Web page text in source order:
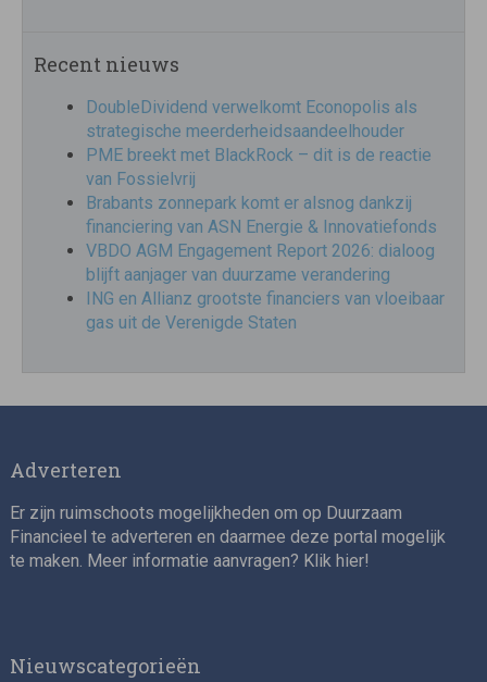
Recent nieuws
DoubleDividend verwelkomt Econopolis als
strategische meerderheidsaandeelhouder
PME breekt met BlackRock – dit is de reactie
van Fossielvrij
Brabants zonnepark komt er alsnog dankzij
financiering van ASN Energie & Innovatiefonds
VBDO AGM Engagement Report 2026: dialoog
blijft aanjager van duurzame verandering
ING en Allianz grootste financiers van vloeibaar
gas uit de Verenigde Staten
Adverteren
Er zijn ruimschoots mogelijkheden om op Duurzaam
Financieel te adverteren en daarmee deze portal mogelijk
te maken. Meer informatie aanvragen? Klik hier!
Nieuwscategorieën